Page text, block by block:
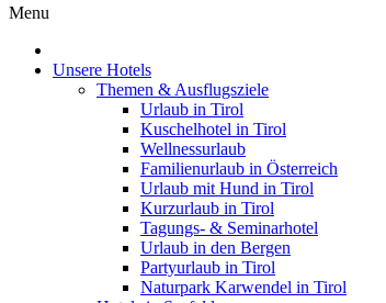
Menu
Unsere Hotels
Themen & Ausflugsziele
Urlaub in Tirol
Kuschelhotel in Tirol
Wellnessurlaub
Familienurlaub in Österreich
Urlaub mit Hund in Tirol
Kurzurlaub in Tirol
Tagungs- & Seminarhotel
Urlaub in den Bergen
Partyurlaub in Tirol
Naturpark Karwendel in Tirol